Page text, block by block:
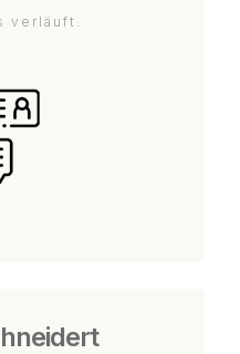
verläuft.